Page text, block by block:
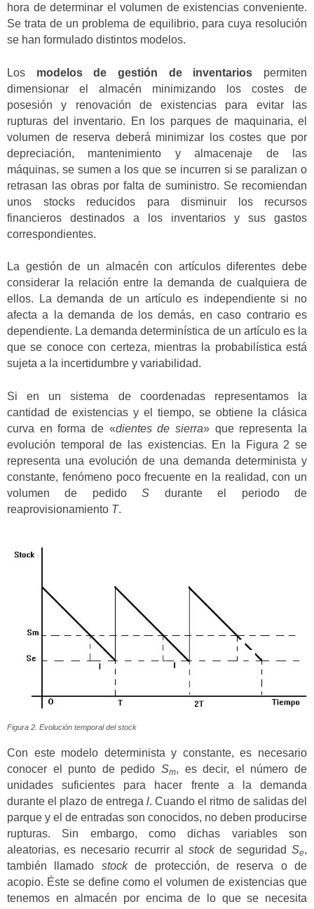
hora de determinar el volumen de existencias conveniente.
Se trata de un problema de equilibrio, para cuya resolución
se han formulado distintos modelos.
Los modelos de gestión de inventarios permiten
dimensionar el almacén minimizando los costes de
posesión y renovación de existencias para evitar las
rupturas del inventario. En los parques de maquinaria, el
volumen de reserva deberá minimizar los costes que por
depreciación, mantenimiento y almacenaje de las
máquinas, se sumen a los que se incurren si se paralizan o
retrasan las obras por falta de suministro. Se recomiendan
unos stocks reducidos para disminuir los recursos
financieros destinados a los inventarios y sus gastos
correspondientes.
La gestión de un almacén con artículos diferentes debe
considerar la relación entre la demanda de cualquiera de
ellos. La demanda de un artículo es independiente si no
afecta a la demanda de los demás, en caso contrario es
dependiente. La demanda determinística de un artículo es la
que se conoce con certeza, mientras la probabilística está
sujeta a la incertidumbre y variabilidad.
Si en un sistema de coordenadas representamos la
cantidad de existencias y el tiempo, se obtiene la clásica
curva en forma de «dientes de sierra» que representa la
evolución temporal de las existencias. En la Figura 2 se
representa una evolución de una demanda determinista y
constante, fenómeno poco frecuente en la realidad, con un
volumen de pedidoS durante el periodo de
reaprovisionamiento T.
Figura 2. Evolución temporal del stock
Con este modelo determinista y constante, es necesario
conocer el punto de pedido Sm, es decir, el número de
unidades suficientes para hacer frente a la demanda
durante el plazo de entrega l. Cuando el ritmo de salidas del
parque y el de entradas son conocidos, no deben producirse
rupturas. Sin embargo, como dichas variables son
aleatorias, es necesario recurrir al stockde seguridad Se,
también llamado stockde protección, de reserva o de
acopio. Éste se define como el volumen de existencias que
tenemos en almacén por encima de lo que se necesita